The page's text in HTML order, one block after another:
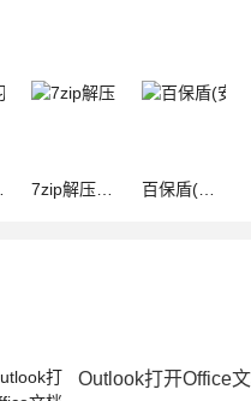
7zip解压缩(文件解压缩软件)官方最新版 v6.3.0 安卓版 百保盾(安保从业人员办公软件) v8.3.0 安卓手机版